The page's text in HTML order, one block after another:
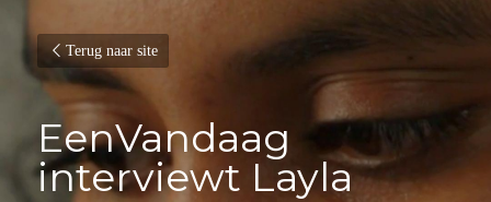
Terug naar site
EenVandaag
interviewt Layla